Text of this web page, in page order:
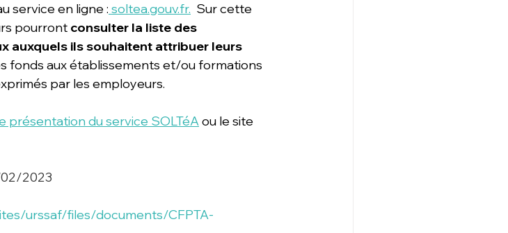
service en ligne : soltea.gouv.fr.
  Sur cette
pourront consulter la liste des
auxquels ils souhaitent attribuer leurs
fonds aux établissements et/ou formations
par les employeurs.
présentation du service SOLTéA ou le site
02/2023
urssaf/files/documents/CFPTA-